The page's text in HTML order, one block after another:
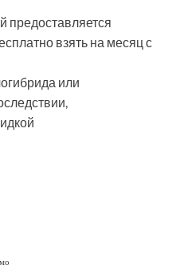
предоставляется
взять на месяц с
или